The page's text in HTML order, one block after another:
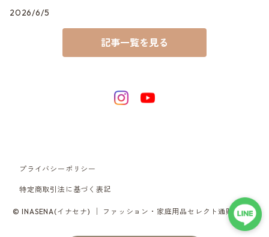
2026/6/5
記事一覧を見る
プライバシーポリシー
特定商取引法に基づく表記
© INASENA(イナセナ) │ ファッション・家庭用品セレクト通販サイト